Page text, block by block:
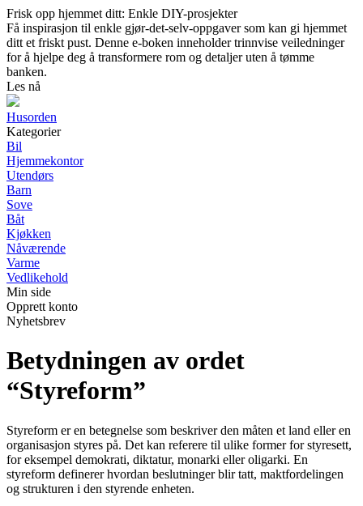
Frisk opp hjemmet ditt: Enkle DIY-prosjekter
Få inspirasjon til enkle gjør-det-selv-oppgaver som kan gi hjemmet
ditt et friskt pust. Denne e-boken inneholder trinnvise veiledninger
for å hjelpe deg å transformere rom og detaljer uten å tømme
banken.
Les nå
Husorden
Kategorier
Bil
Hjemmekontor
Utendørs
Barn
Sove
Båt
Kjøkken
Nåværende
Varme
Vedlikehold
Min side
Opprett konto
Nyhetsbrev
Betydningen av ordet
“Styreform”
Styreform er en betegnelse som beskriver den måten et land eller en
organisasjon styres på. Det kan referere til ulike former for styresett,
for eksempel demokrati, diktatur, monarki eller oligarki. En
styreform definerer hvordan beslutninger blir tatt, maktfordelingen
og strukturen i den styrende enheten.